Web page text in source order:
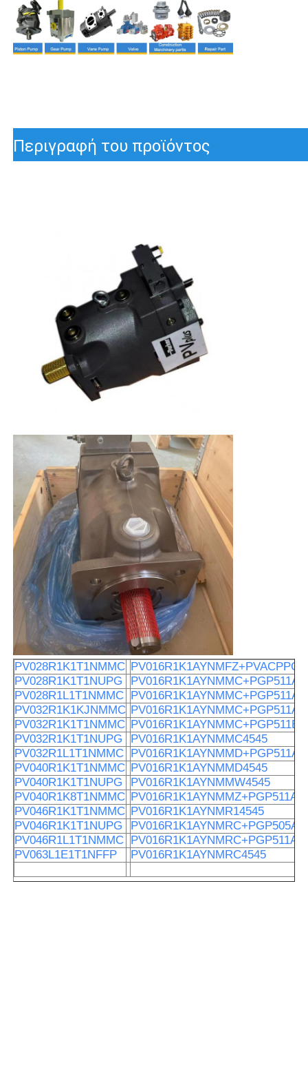
Περιγραφή του προϊόντος
PV028R1K1T1NMMC
PV028R1K1T1NUPG
PV028R1L1T1NMMC
PV032R1K1KJNMMC
PV032R1K1T1NMMC
PV032R1K1T1NUPG
PV016R1K1AYNMMC4545
PV032R1L1T1NMMC
PV040R1K1T1NMMC PV016R1K1AYNMMD4545
PV040R1K1T1NUPG
PV016R1K1AYNMMW4545
PV040R1K8T1NMMC
PV046R1K1T1NMMC PV016R1K1AYNMR14545
PV046R1K1T1NUPG
PV046R1L1T1NMMC
PV063L1E1T1NFFP
PV016R1K1AYNMRC4545